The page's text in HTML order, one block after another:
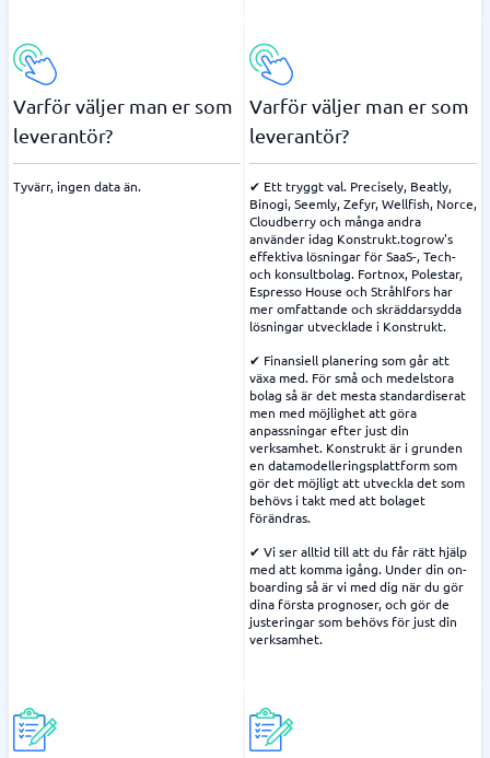
Varför väljer man er som
leverantör?
Tyvärr, ingen data än.
Varför väljer man er som
leverantör?
✔ Ett tryggt val. Precisely, Beatly,
Binogi, Seemly, Zefyr, Wellfish, Norce,
Cloudberry och många andra
använder idag Konstrukt.togrow's
effektiva lösningar för SaaS-, Tech-
och konsultbolag. Fortnox, Polestar,
Espresso House och Stråhlfors har
mer omfattande och skräddarsydda
lösningar utvecklade i Konstrukt.
✔ Finansiell planering som går att
växa med. För små och medelstora
bolag så är det mesta standardiserat
men med möjlighet att göra
anpassningar efter just din
verksamhet. Konstrukt är i grunden
en datamodelleringsplattform som
gör det möjligt att utveckla det som
behövs i takt med att bolaget
förändras.
✔ Vi ser alltid till att du får rätt hjälp
med att komma igång. Under din on-
boarding så är vi med dig när du gör
dina första prognoser, och gör de
justeringar som behövs för just din
verksamhet.